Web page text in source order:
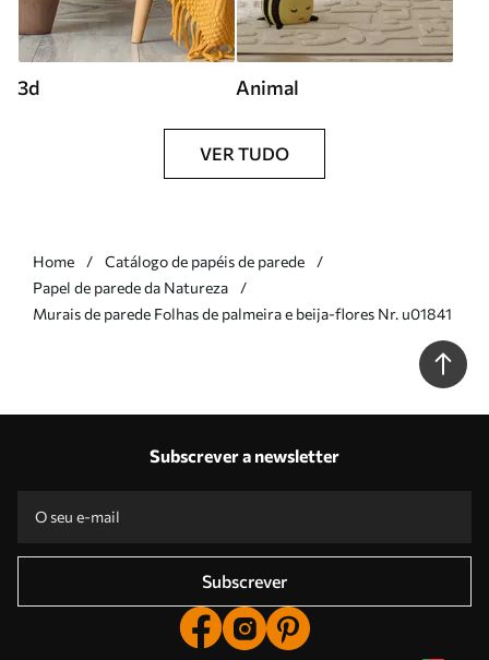
3d Animal
VER TUDO
Home
Catálogo de papéis de parede
Papel de parede da Natureza
Murais de parede Folhas de palmeira e beija-flores Nr. u01841
Subscrever a newsletter
Subscrever